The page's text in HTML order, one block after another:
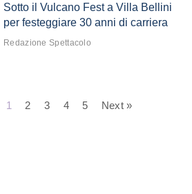
Sotto il Vulcano Fest a Villa Bellini
per festeggiare 30 anni di carriera
Redazione Spettacolo
1 2 3 4 5 Next »